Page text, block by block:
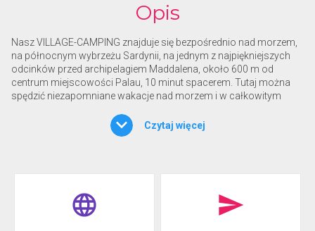
Opis
Nasz VILLAGE-CAMPING znajduje się bezpośrednio nad morzem,
na północnym wybrzeżu Sardynii, na jednym z najpiękniejszych
odcinków przed archipelagiem Maddalena, około 600 m od
centrum miejscowości Palau, 10 minut spacerem. Tutaj można
spędzić niezapomniane wakacje nad morzem i w całkowitym
krajobrazami, które oferuje Sardynia.
najbardziej odpowiednie miejsce do spędzenia wakacji w
Nasza linia brzegowa charakteryzuje się naturalnymi zatoczkami i
małymi piaszczystymi plażami. Obfitość naturalnego cienia
Czytaj więcej